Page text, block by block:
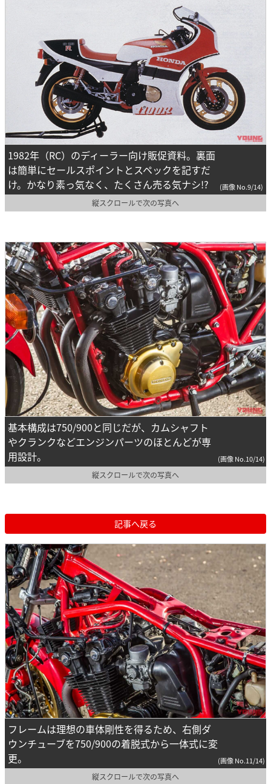
1982年（RC）のディーラー向け販促資料。裏面
は簡単にセールスポイントとスペックを記すだ
け。かなり素っ気なく、たくさん売る気ナシ!?
(画像 No.9/14)
縦スクロールで次の写真へ
基本構成は750/900と同じだが、カムシャフト
やクランクなどエンジンパーツのほとんどが専
用設計。
(画像 No.10/14)
縦スクロールで次の写真へ
記事へ戻る
フレームは理想の車体剛性を得るため、右側ダ
ウンチューブを750/900の着脱式から一体式に変
更。
(画像 No.11/14)
縦スクロールで次の写真へ